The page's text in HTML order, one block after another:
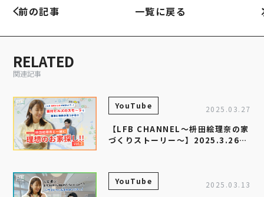
前の記事 一覧に戻る
RELATED
関連記事
YouTube 2025.03.27
【LFB CHANNEL～枡田絵理奈の家
づくりストーリー～】2025.3.26配
YouTube 2025.03.13